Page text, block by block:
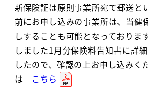
新保険証は原則事業所宛て郵送と
前にお申し込みの事業所は、当健
しすることも可能となっておりま
しました1月分保険料告知書に詳
したので、確認の上お申し込み
は こちら